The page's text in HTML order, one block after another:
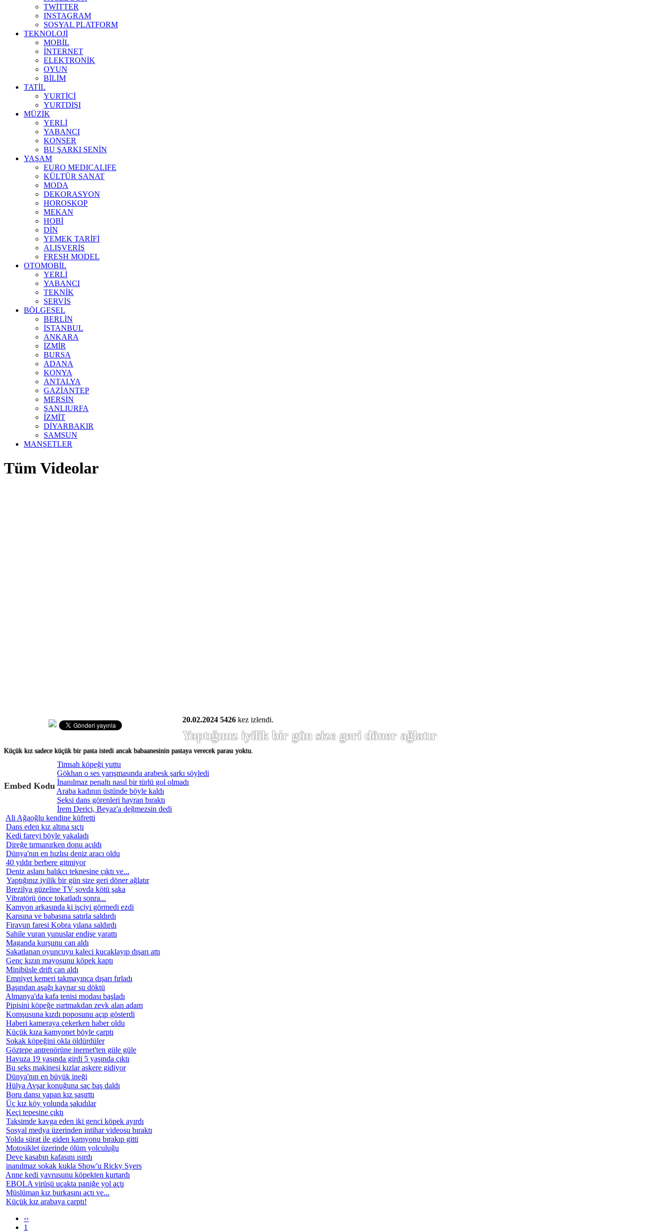
TWİTTER
INSTAGRAM
SOSYAL PLATFORM
TEKNOLOJİ
MOBİL
İNTERNET
ELEKTRONİK
OYUN
BİLİM
TATİL
YURTİÇİ
YURTDIŞI
MÜZİK
YERLİ
YABANCI
KONSER
BU ŞARKI SENİN
YAŞAM
EURO MEDICALIFE
KÜLTÜR SANAT
MODA
DEKORASYON
HOROSKOP
MEKAN
HOBİ
DİN
YEMEK TARİFİ
ALIŞVERİŞ
FRESH MODEL
OTOMOBİL
YERLİ
YABANCI
TEKNİK
SERVİS
BÖLGESEL
BERLİN
İSTANBUL
ANKARA
İZMİR
BURSA
ADANA
KONYA
ANTALYA
GAZİANTEP
MERSİN
ŞANLIURFA
İZMİT
DİYARBAKIR
SAMSUN
MANŞETLER
Tüm Videolar
20.02.2024 5426 kez izlendi.
Yaptığınız iyilik bir gün size geri döner ağlatır
Küçük kız sadece küçük bir pasta istedi ancak babaanesinin pastaya verecek parası yoktu.
Embed Kodu
Timsah köpeği yuttu
Gökhan o ses yarışmasında arabesk şarkı söyledi
İnanılmaz penaltı nasıl bir türlü gol olmadı
Araba kadının üstünde böyle kaldı
Seksi dans görenleri hayran bıraktı
İrem Derici, Beyaz'a değmezsin dedi
Ali Ağaoğlu kendine küfretti
Dans eden kız altına sıçtı
Kedi fareyi böyle yakaladı
Direğe tırmanırken donu açıldı
Dünya'nın en hızlısı deniz aracı oldu
40 yıldır berbere gitmiyor
Deniz aslanı balıkçı teknesine çıktı ve...
Yaptığınız iyilik bir gün size geri döner ağlatır
Brezilya güzeline TV şovda kötü şaka
Vibratörü önce tokatladı sonra...
Kamyon arkasında ki işçiyi görmedi ezdi
Karısına ve babasına satırla saldırdı
Firavun faresi Kobra yılana saldırdı
Sahile vuran yunuslar endişe yarattı
Maganda kurşunu can aldı
Sakatlanan oyuncuyu kaleci kucaklayıp dışarı attı
Genç kızın mayosunu köpek kaptı
Minibüsle drift can aldı
Emniyet kemeri takmayınca dışarı fırladı
Başından aşağı kaynar su döktü
Almanya'da kafa tenisi modası başladı
Pipisini köpeğe ısırtmakdan zevk alan adam
Komşusuna kızdı poposunu açıp gösterdi
Haberi kameraya çekerken haber oldu
Küçük kıza kamyonet böyle çarptı
Sokak köpeğini okla öldürdüler
Göztepe antrenörüne inernet'ten güle güle
Havuza 19 yaşında girdi 5 yaşında çıktı
Bu seks makinesi kızlar askere gidiyor
Dünya'nın en büyük ineği
Hülya Avşar konuğuna saç baş daldı
Boru dansı yapan kız şaşırttı
Üç kız köy yolunda şakıdılar
Keçi tepesine çıktı
Taksimde kavga eden iki genci köpek ayırdı
Sosyal medya üzerinden intihar videosu bıraktı
Yolda sürat ile giden kamyonu bırakıp gitti
Motosiklet üzerinde ölüm yolculuğu
Deve kasabın kafasını ısırdı
inanılmaz sokak kukla Show'u Ricky Syers
Anne kedi yavrusunu köpekten kurtardı
EBOLA virüsü uçakta paniğe yol açtı
Müslüman kız burkasını açtı ve...
Küçük kız arabaya çarptı!
‹‹
1